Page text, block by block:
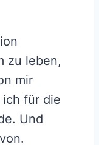
zu leben,
mir
ich für die
Und